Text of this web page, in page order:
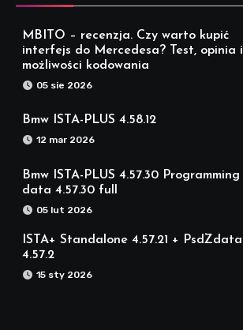
MBITO – recenzja. Czy warto kupić
interfejs do Mercedesa? Test, opinia i
możliwości kodowania
05 sie 2026
Bmw ISTA-PLUS 4.58.12
12 mar 2026
Bmw ISTA-PLUS 4.57.30 Programming
data 4.57.30 full
05 lut 2026
ISTA+ Standalone 4.57.21 + PsdZdata
4.57.2
15 sty 2026